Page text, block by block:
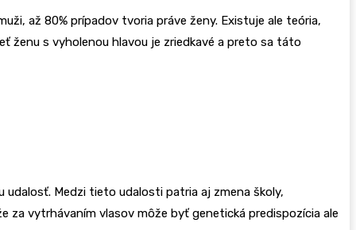
až 80% prípadov tvoria práve ženy. Existuje ale teória,
ženu s vyholenou hlavou je zriedkavé a preto sa táto
udalosť. Medzi tieto udalosti patria aj zmena školy,
za vytrhávaním vlasov môže byť genetická predispozícia ale